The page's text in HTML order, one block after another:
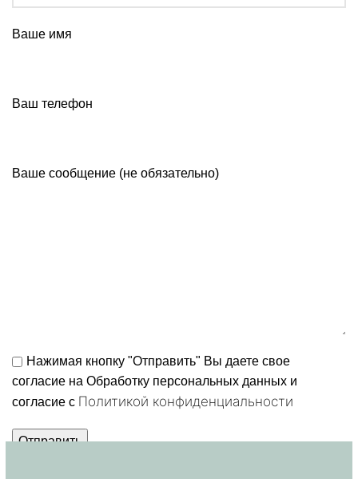
Ваше имя
Ваш телефон
Ваше сообщение (не обязательно)
Нажимая кнопку "Отправить" Вы даете свое
согласие на Обработку персональных данных и
согласие c Политикой конфиденциальности